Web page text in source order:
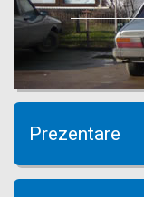
Prezentare